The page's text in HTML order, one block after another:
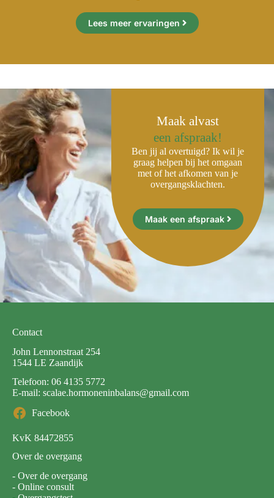
Lees meer ervaringen
Maak alvast
een afspraak!
Ben jij al overtuigd? Ik wil je
graag helpen bij het omgaan
met of het afkomen van je
overgangsklachten.
Maak een afspraak
Contact
John Lennonstraat 254
1544 LE Zaandijk
Telefoon: 06 4135 5772
E-mail: scalae.hormoneninbalans@gmail.com
Facebook
KvK 84472855
Over de overgang
- Over de overgang
- Online consult